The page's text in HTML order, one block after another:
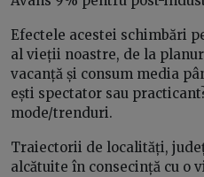
Efectele acestei schimbări
al vieții noastre, de la
vacanță și consum media
ești spectator sau
mode/trenduri.
Traiectorii de localități,
alcătuite în consecință cu o